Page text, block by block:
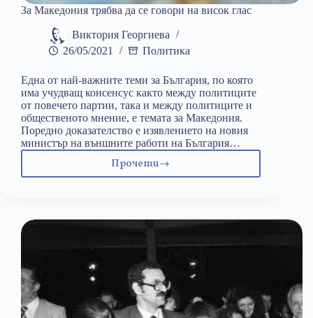
За Македония трябва да се говори на висок глас
Виктория Георгиева
26/05/2021
Политика
Една от най-важните теми за България, по която
има учудващ консенсус както между политиците
от повечето партии, така и между политиците и
общественото мнение, е темата за Македония.
Поредно доказателство е изявлението на новия
министър на външните работи на България…
Прочети
За
се
говори
на
висок
глас